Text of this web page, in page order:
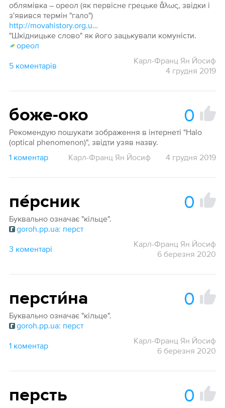
облямівка – ореол (як первісне грецьке ἅλως, звідки і
з'явився термін "гало")
http://movahistory.org.ua/wiki/Математичний_термінологічний_бюлетень._Передмова
"Шкідницьке слово" як його зацькували комуністи.
ореол
5 коментарів
Карл-Франц Ян Йосиф
4 грудня 2019
боже-око 0
Рекомендую пошукати зображення в інтернеті "Halo
(optical phenomenon)", звідти узяв назву.
1 коментар
Карл-Франц Ян Йосиф 4 грудня 2019
пе́рсник 0
Буквально означає "кільце".
goroh.pp.ua: перст
3 коментарі
Карл-Франц Ян Йосиф
6 березня 2020
персти́на 0
Буквально означає "кільце".
goroh.pp.ua: перст
1 коментар
Карл-Франц Ян Йосиф
6 березня 2020
персть 0